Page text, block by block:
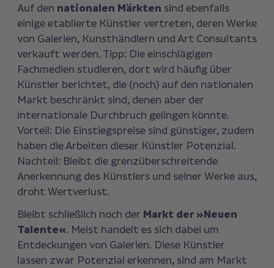
Auf den nationalen Märkten sind ebenfalls
einige etablierte Künstler vertreten, deren Werke
von Galerien, Kunsthändlern und Art Consultants
verkauft werden. Tipp: Die einschlägigen
Fachmedien studieren, dort wird häufig über
Künstler berichtet, die (noch) auf den nationalen
Markt beschränkt sind, denen aber der
internationale Durchbruch gelingen könnte.
Vorteil: Die Einstiegspreise sind günstiger, zudem
haben die Arbeiten dieser Künstler Potenzial.
Nachteil: Bleibt die grenzüberschreitende
Anerkennung des Künstlers und seiner Werke aus,
droht Wertverlust.
Bleibt schließlich noch der Markt der »Neuen
Talente«. Meist handelt es sich dabei um
Entdeckungen von Galerien. Diese Künstler
lassen zwar Potenzial erkennen, sind am Markt